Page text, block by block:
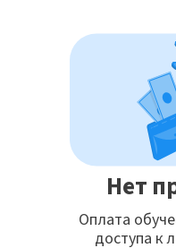
Нет
Оплата
доступа к